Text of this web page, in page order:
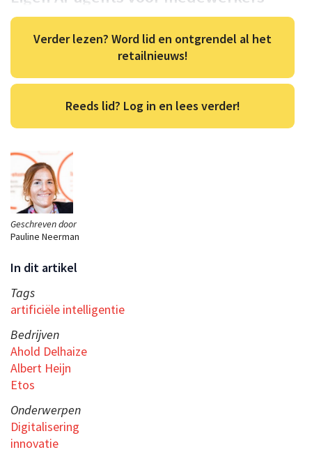
Geschreven door
Pauline Neerman
In dit artikel
Tags
artificiële intelligentie
Bedrijven
Ahold Delhaize
Albert Heijn
Etos
Onderwerpen
Digitalisering
innovatie
Verder lezen? Word lid en ontgrendel al het
retailnieuws!
Reeds lid? Log in en lees verder!